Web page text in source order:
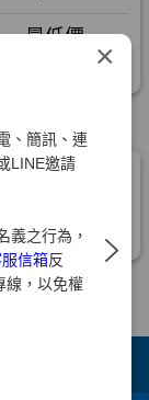
×
、簡訊、連
LINE邀請
義之行為，
信箱反
線，以免權